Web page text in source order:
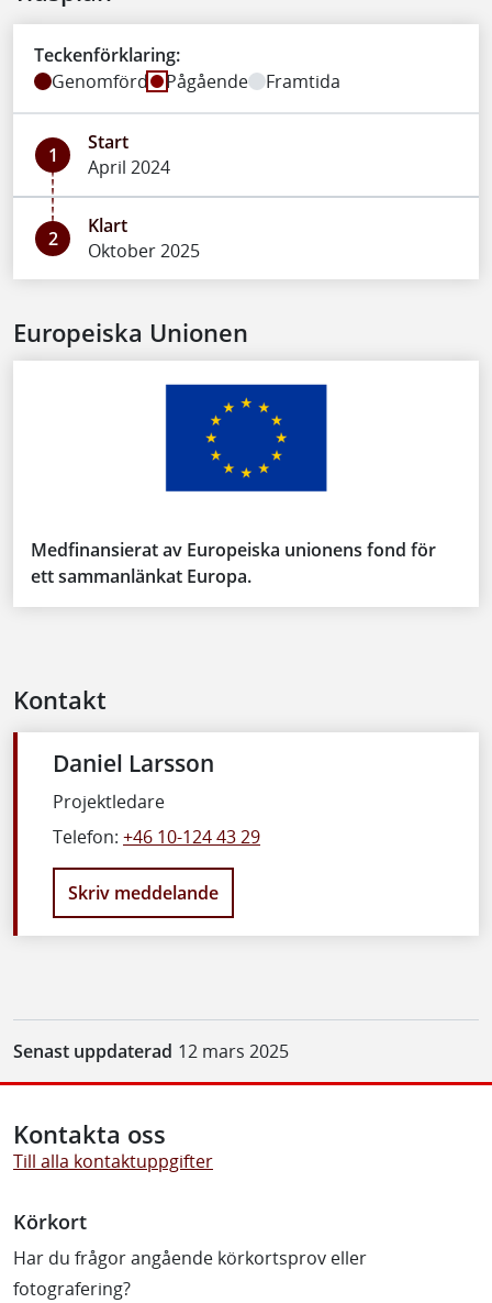
Teckenförklaring:
Genomförd
Pågående Framtida
1
Start
April 2024
2
Klart
Oktober 2025
Europeiska Unionen
Medfinansierat av Europeiska unionens fond för
ett sammanlänkat Europa.
Kontakt
Daniel Larsson
Projektledare
Telefon: +46 10-124 43 29
Skriv meddelande
Senast uppdaterad 12 mars 2025
Kontakta oss
Till alla kontaktuppgifter
Körkort
Har du frågor angående körkortsprov eller
fotografering?